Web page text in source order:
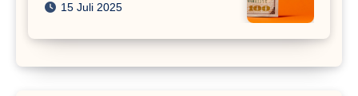
15 Juli 2025